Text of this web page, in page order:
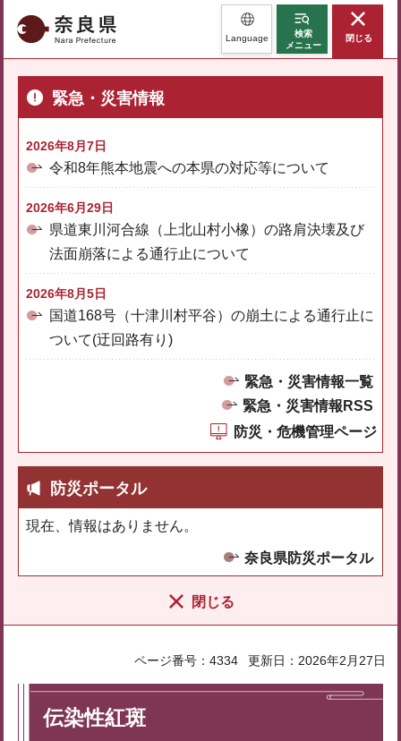
奈良県 Language
検索
メニュー
閉じる
緊急・災害情報
2026年8月7日
令和8年熊本地震への本県の対応等について
2026年6月29日
県道東川河合線（上北山村小橡）の路肩決壊及び
法面崩落による通行止について
2026年8月5日
国道168号（十津川村平谷）の崩土による通行止に
ついて(迂回路有り)
緊急・災害情報一覧
緊急・災害情報RSS
防災・危機管理ページ
防災ポータル
現在、情報はありません。
奈良県防災ポータル
閉じる
ページ番号：4334 更新日：2026年2月27日
伝染性紅斑